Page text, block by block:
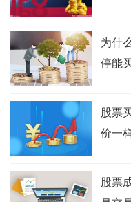
为什
停能
股票
价一
股票